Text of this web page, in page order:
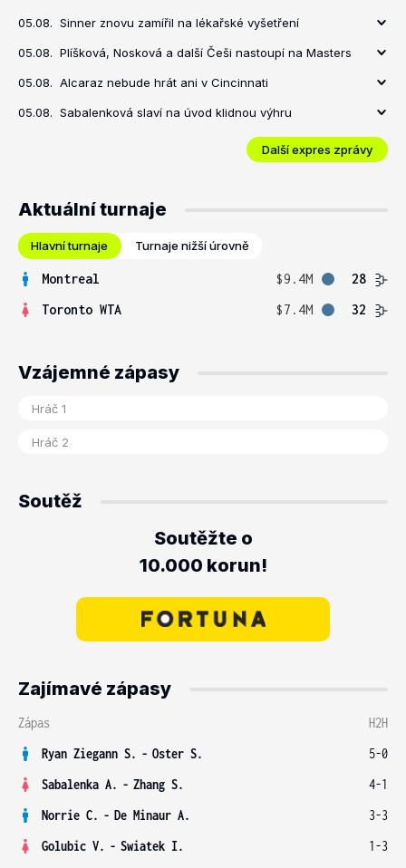
05.08. Sinner znovu zamířil na lékařské vyšetření
05.08. Plíšková, Nosková a další Češi nastoupí na Masters
05.08. Alcaraz nebude hrát ani v Cincinnati
05.08. Sabalenková slaví na úvod klidnou výhru
Další expres zprávy
Aktuální turnaje
Hlavní turnaje Turnaje nižší úrovně
Montreal $9.4M
28
Toronto WTA
$7.4M 32
Vzájemné zápasy
Soutěž
Soutěžte o
10.000 korun!
Zajímavé zápasy
Zápas
H2H
Ryan Ziegann S. - Oster S.
5-0
Sabalenka A. - Zhang S.
4-1
Norrie C. - De Minaur A.
3-3
Golubic V. - Swiatek I.
1-3